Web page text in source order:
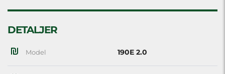
DETALJER
Model 190E 2.0